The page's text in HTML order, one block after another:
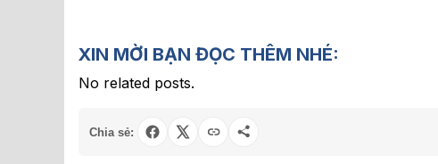
XIN MỜI BẠN ĐỌC THÊM NHÉ:
No related posts.
Chia sẻ: